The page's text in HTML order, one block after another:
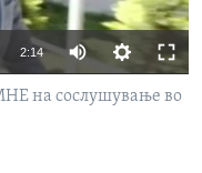
2:14
на сослушување во